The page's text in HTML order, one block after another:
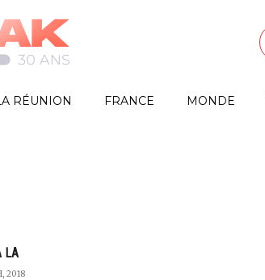
RÉUNION FRANCE MONDE
LA
2018